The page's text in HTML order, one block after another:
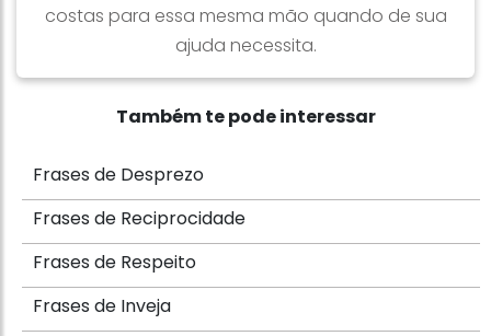
costas para essa mesma mão quando de sua
ajuda necessita.
Também te pode interessar
Frases de Desprezo
Frases de Reciprocidade
Frases de Respeito
Frases de Inveja